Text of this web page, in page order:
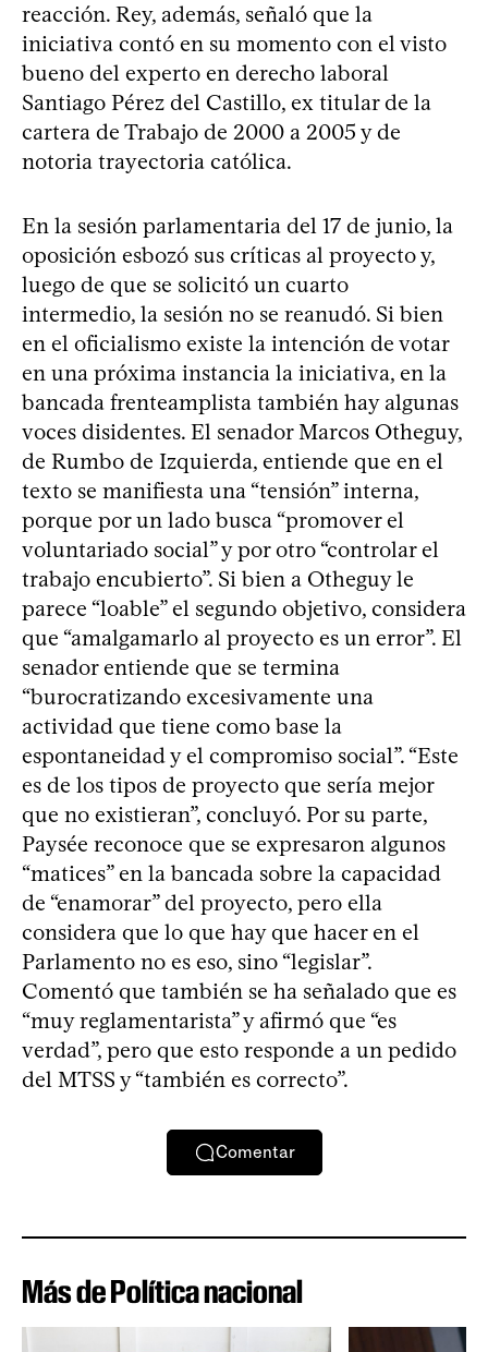
reacción. Rey, además, señaló que la
iniciativa contó en su momento con el visto
bueno del experto en derecho laboral
Santiago Pérez del Castillo, ex titular de la
cartera de Trabajo de 2000 a 2005 y de
notoria trayectoria católica.
En la sesión parlamentaria del 17 de junio, la
oposición esbozó sus críticas al proyecto y,
luego de que se solicitó un cuarto
intermedio, la sesión no se reanudó. Si bien
en el oficialismo existe la intención de votar
en una próxima instancia la iniciativa, en la
bancada frenteamplista también hay algunas
voces disidentes. El senador Marcos Otheguy,
de Rumbo de Izquierda, entiende que en el
texto se manifiesta una “tensión” interna,
porque por un lado busca “promover el
voluntariado social” y por otro “controlar el
trabajo encubierto”. Si bien a Otheguy le
parece “loable” el segundo objetivo, considera
que “amalgamarlo al proyecto es un error”. El
senador entiende que se termina
“burocratizando excesivamente una
actividad que tiene como base la
espontaneidad y el compromiso social”. “Este
es de los tipos de proyecto que sería mejor
que no existieran”, concluyó. Por su parte,
Paysée reconoce que se expresaron algunos
“matices” en la bancada sobre la capacidad
de “enamorar” del proyecto, pero ella
considera que lo que hay que hacer en el
Parlamento no es eso, sino “legislar”.
Comentó que también se ha señalado que es
“muy reglamentarista” y afirmó que “es
verdad”, pero que esto responde a un pedido
del MTSS y “también es correcto”.
Comentar
Más de Política nacional